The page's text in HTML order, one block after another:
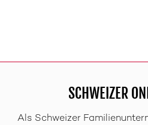
SCHWEIZER
Als Schweizer